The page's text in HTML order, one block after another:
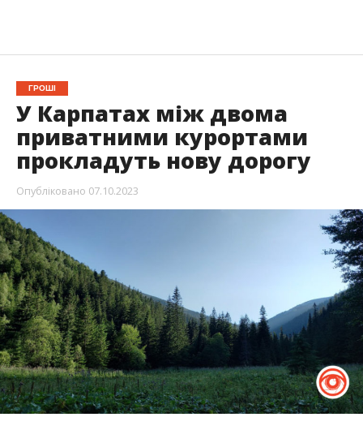
ГРОШІ
У Карпатах між двома
приватними курортами
прокладуть нову дорогу
Опубліковано 07.10.2023